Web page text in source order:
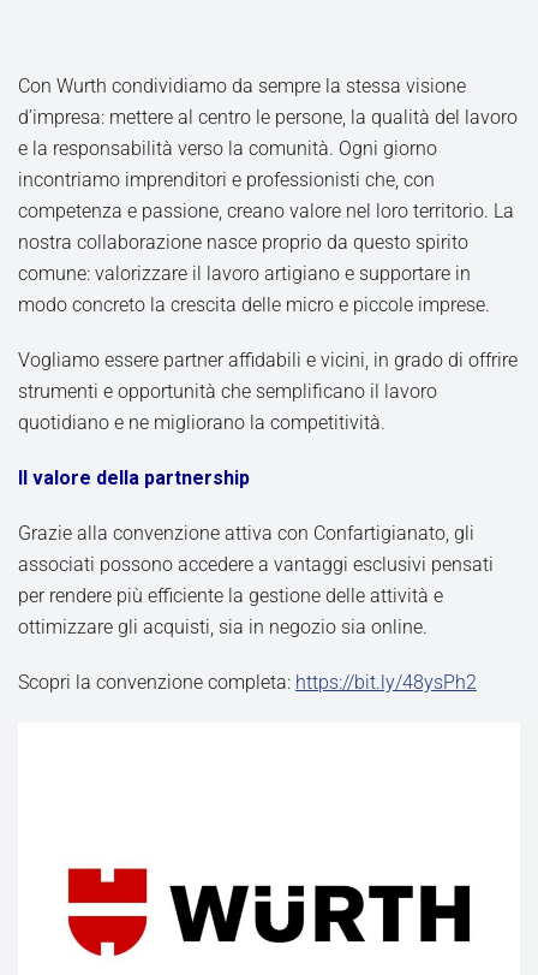
Con Wurth condividiamo da sempre la stessa visione
d’impresa: mettere al centro le persone, la qualità del lavoro
e la responsabilità verso la comunità. Ogni giorno
incontriamo imprenditori e professionisti che, con
competenza e passione, creano valore nel loro territorio. La
nostra collaborazione nasce proprio da questo spirito
comune: valorizzare il lavoro artigiano e supportare in
modo concreto la crescita delle micro e piccole imprese.
Vogliamo essere partner affidabili e vicini, in grado di offrire
strumenti e opportunità che semplificano il lavoro
quotidiano e ne migliorano la competitività.
Il valore della partnership
Grazie alla convenzione attiva con Confartigianato, gli
associati possono accedere a vantaggi esclusivi pensati
per rendere più efficiente la gestione delle attività e
ottimizzare gli acquisti, sia in negozio sia online.
Scopri la convenzione completa: https://bit.ly/48ysPh2